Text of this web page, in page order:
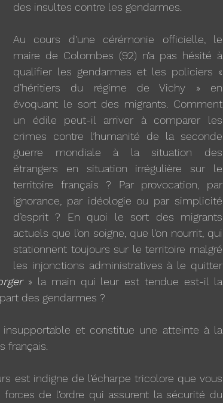
des insultes contre les gendarmes.
Au cours d’une cérémonie officielle, le
maire de Colombes (92) n’a pas hésité à
qualifier les gendarmes et les policiers «
d’héritiers du régime de Vichy » en
évoquant le sort des migrants. Comment
un édile peut-il arriver à comparer les
crimes contre l’humanité de la seconde
guerre mondiale à la situation des
étrangers en situation irrégulière sur le
territoire français ? Par provocation, par
ignorance, par idéologie ou par simplicité
d’esprit ? En quoi le sort des migrants
actuels que l’on soigne, que l’on nourrit, qui
stationnent toujours sur le territoire malgré
les injonctions administratives à le quitter
» la main qui leur est tendue est-il la
des gendarmes ?
et constitue une atteinte à la
français.
est indigne de l’écharpe tricolore que vous
de l’ordre qui assurent la sécurité du